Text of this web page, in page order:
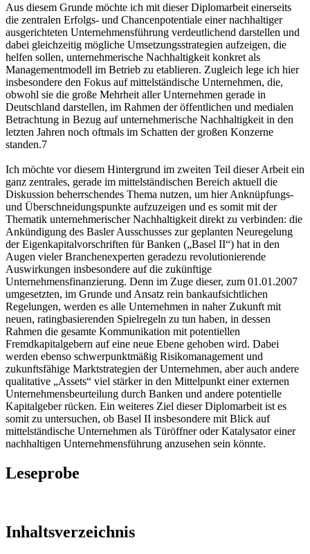
Aus diesem Grunde möchte ich mit dieser Diplomarbeit einerseits
die zentralen Erfolgs- und Chancenpotentiale einer nachhaltiger
ausgerichteten Unternehmensführung verdeutlichend darstellen und
dabei gleichzeitig mögliche Umsetzungsstrategien aufzeigen, die
helfen sollen, unternehmerische Nachhaltigkeit konkret als
Managementmodell im Betrieb zu etablieren. Zugleich lege ich hier
insbesondere den Fokus auf mittelständische Unternehmen, die,
obwohl sie die große Mehrheit aller Unternehmen gerade in
Deutschland darstellen, im Rahmen der öffentlichen und medialen
Betrachtung in Bezug auf unternehmerische Nachhaltigkeit in den
letzten Jahren noch oftmals im Schatten der großen Konzerne
standen.7
Ich möchte vor diesem Hintergrund im zweiten Teil dieser Arbeit ein
ganz zentrales, gerade im mittelständischen Bereich aktuell die
Diskussion beherrschendes Thema nutzen, um hier Anknüpfungs-
und Überschneidungspunkte aufzuzeigen und es somit mit der
Thematik unternehmerischer Nachhaltigkeit direkt zu verbinden: die
Ankündigung des Basler Ausschusses zur geplanten Neuregelung
der Eigenkapitalvorschriften für Banken („Basel II“) hat in den
Augen vieler Branchenexperten geradezu revolutionierende
Auswirkungen insbesondere auf die zukünftige
Unternehmensfinanzierung. Denn im Zuge dieser, zum 01.01.2007
umgesetzten, im Grunde und Ansatz rein bankaufsichtlichen
Regelungen, werden es alle Unternehmen in naher Zukunft mit
neuen, ratingbasierenden Spielregeln zu tun haben, in dessen
Rahmen die gesamte Kommunikation mit potentiellen
Fremdkapitalgebern auf eine neue Ebene gehoben wird. Dabei
werden ebenso schwerpunktmäßig Risikomanagement und
zukunftsfähige Marktstrategien der Unternehmen, aber auch andere
qualitative „Assets“ viel stärker in den Mittelpunkt einer externen
Unternehmensbeurteilung durch Banken und andere potentielle
Kapitalgeber rücken. Ein weiteres Ziel dieser Diplomarbeit ist es
somit zu untersuchen, ob Basel II insbesondere mit Blick auf
mittelständische Unternehmen als Türöffner oder Katalysator einer
nachhaltigen Unternehmensführung anzusehen sein könnte.
Leseprobe
Inhaltsverzeichnis